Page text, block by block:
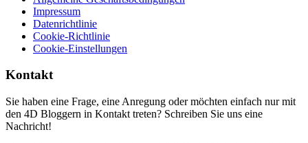
Impressum
Datenrichtlinie
Cookie-Richtlinie
Cookie-Einstellungen
Kontakt
Sie haben eine Frage, eine Anregung oder möchten einfach nur mit
den 4D Bloggern in Kontakt treten? Schreiben Sie uns eine
Nachricht!